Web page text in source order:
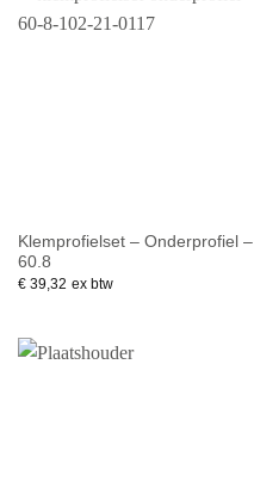
Klemprofielset – Onderprofiel –
60.8
€39,32 ex btw